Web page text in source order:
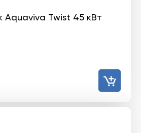
Aquaviva Twist 45 кВт